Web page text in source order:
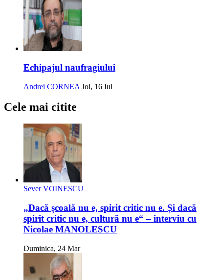
Echipajul naufragiului
Andrei CORNEA Joi, 16 Iul
Cele mai citite
Sever VOINESCU
„Dacă școală nu e, spirit critic nu e. Și dacă
spirit critic nu e, cultură nu e“ – interviu cu
Nicolae MANOLESCU
Duminica, 24 Mar